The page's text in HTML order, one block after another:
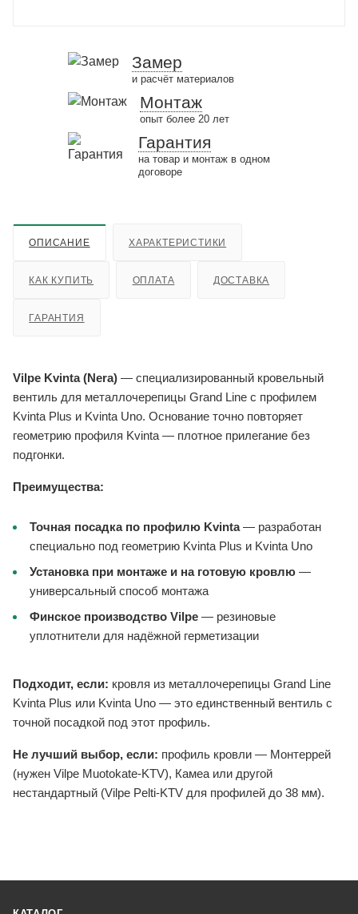
Замер
и расчёт материалов
Монтаж
опыт более 20 лет
Гарантия
на товар и монтаж в одном
договоре
ОПИСАНИЕ ХАРАКТЕРИСТИКИ
КАК КУПИТЬ ОПЛАТА ДОСТАВКА
ГАРАНТИЯ
Vilpe Kvinta (Nera) — специализированный кровельный
вентиль для металлочерепицы Grand Line с профилем
Kvinta Plus и Kvinta Uno. Основание точно повторяет
геометрию профиля Kvinta — плотное прилегание без
подгонки.
Преимущества:
Точная посадка по профилю Kvinta— разработан
специально под геометрию Kvinta Plus и Kvinta Uno
Установка при монтаже и на готовую кровлю —
универсальный способ монтажа
Финское производство Vilpe — резиновые
уплотнители для надёжной герметизации
Подходит, если: кровля из металлочерепицы Grand Line
Kvinta Plus или Kvinta Uno — это единственный вентиль с
точной посадкой под этот профиль.
Не лучший выбор, если: профиль кровли — Монтеррей
(нужен Vilpe Muotokate-KTV), Камеа или другой
нестандартный (Vilpe Pelti-KTV для профилей до 38 мм).